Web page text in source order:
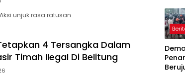
Aksi unjuk rasa ratusan…
4 Tersangka Dalam
Timah Ilegal Di Belitung
Demo